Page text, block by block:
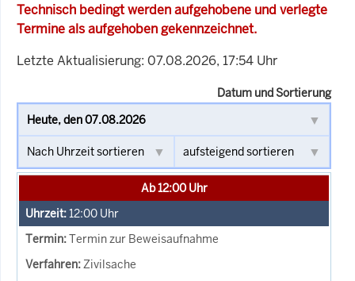
Technisch bedingt werden aufgehobene und verlegte
Termine als aufgehoben gekennzeichnet.
Letzte Aktualisierung: 07.08.2026, 17:54 Uhr
Datum und Sortierung
Ab 12:00 Uhr
12:00 Uhr
Termin zur Beweisaufnahme
Zivilsache